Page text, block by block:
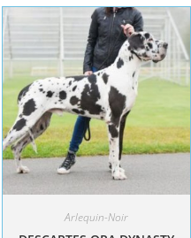
Arlequin-Noir